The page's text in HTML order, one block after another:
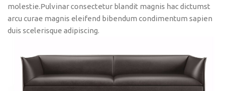
molestie.Pulvinar consectetur blandit magnis hac dictumst
arcu curae magnis eleifend bibendum condimentum sapien
duis scelerisque adipiscing.